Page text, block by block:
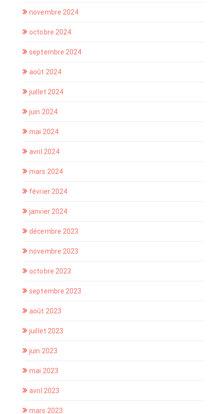
novembre 2024
octobre 2024
septembre 2024
août 2024
juillet 2024
juin 2024
mai 2024
avril 2024
mars 2024
février 2024
janvier 2024
décembre 2023
novembre 2023
octobre 2023
septembre 2023
août 2023
juillet 2023
juin 2023
mai 2023
avril 2023
mars 2023